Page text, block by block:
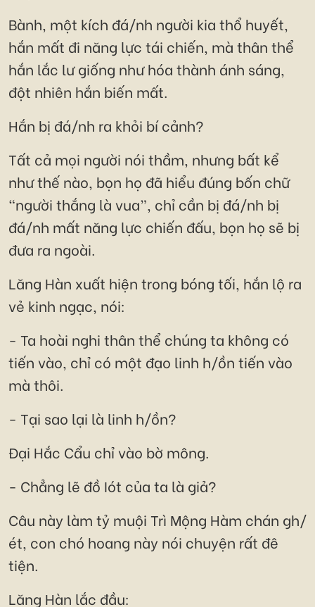
Bành, một kích đá/nh người kia thổ huyết,
hắn mất đi năng lực tái chiến, mà thân thể
hắn lắc lư giống như hóa thành ánh sáng,
đột nhiên hắn biến mất.
Hắn bị đá/nh ra khỏi bí cảnh?
Tất cả mọi người nói thầm, nhưng bất kể
như thế nào, bọn họ đã hiểu đúng bốn chữ
“người thắng là vua”, chỉ cần bị đá/nh bị
đá/nh mất năng lực chiến đấu, bọn họ sẽ bị
đưa ra ngoài.
Lăng Hàn xuất hiện trong bóng tối, hắn lộ ra
vẻ kinh ngạc, nói:
- Ta hoài nghi thân thể chúng ta không có
tiến vào, chỉ có một đạo linh h/ồn tiến vào
mà thôi.
- Tại sao lại là linh h/ồn?
Đại Hắc Cẩu chỉ vào bờ mông.
- Chẳng lẽ đồ Iót của ta là giả?
Câu này làm tỷ muội Trì Mộng Hàm chán gh/
ét, con chó hoang này nói chuyện rất đê
tiện.
Lăng Hàn lắc đầu: